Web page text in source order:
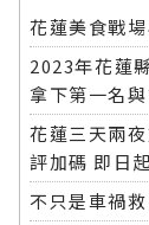
花蓮美食戰
2023年花蓮
拿下第一名
花蓮三天兩
評加碼 即日
不只是車禍